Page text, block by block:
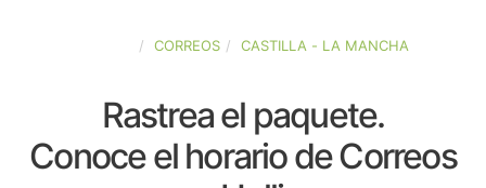
CORREOS CASTILLA - LA MANCHA
Rastrea el paquete.
Conoce el horario de Correos